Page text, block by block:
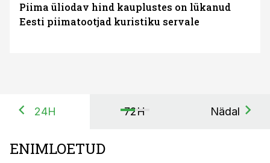
Piima üliodav hind kauplustes on lükanud
Eesti piimatootjad kuristiku servale
24H 72H Nädal
ENIMLOETUD